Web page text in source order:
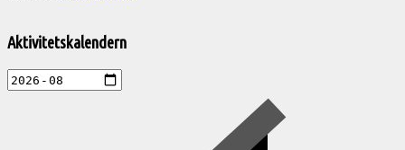
till
aktiviteter
Aktivitetskalendern